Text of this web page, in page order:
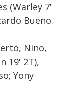
(Warley 7'
Bueno.
Nino,
19' 2T),
Yony